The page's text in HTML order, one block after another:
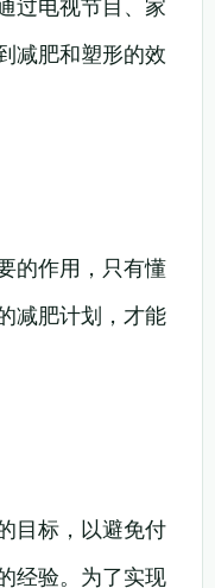
过电视节目、家
减肥和塑形的效
的作用，只有懂
减肥计划，才能
目标，以避免付
经验。为了实现